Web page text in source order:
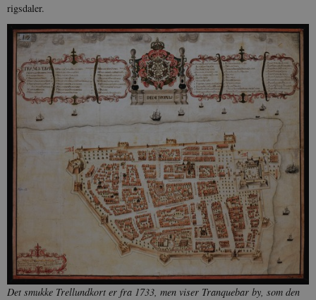
rigsdaler.
Det smukke Trellundkort er fra 1733, men viser Tranquebar by, som den